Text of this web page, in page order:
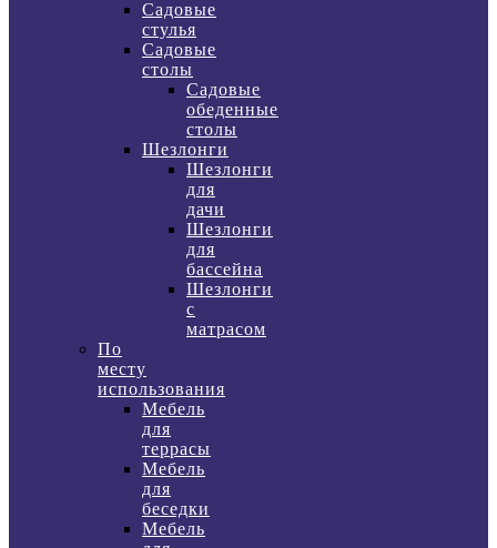
Садовые
стулья
Садовые
столы
Садовые
обеденные
столы
Шезлонги
Шезлонги
для
дачи
Шезлонги
для
бассейна
Шезлонги
с
матрасом
По
месту
использования
Мебель
для
террасы
Мебель
для
беседки
Мебель